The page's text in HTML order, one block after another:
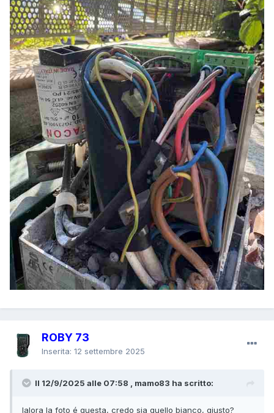
ROBY 73
Inserita: 12 settembre 2025
Il 12/9/2025 alle 07:58 , mamo83 ha scritto:
lalora la foto é questa, credo sia quello bianco, giusto?